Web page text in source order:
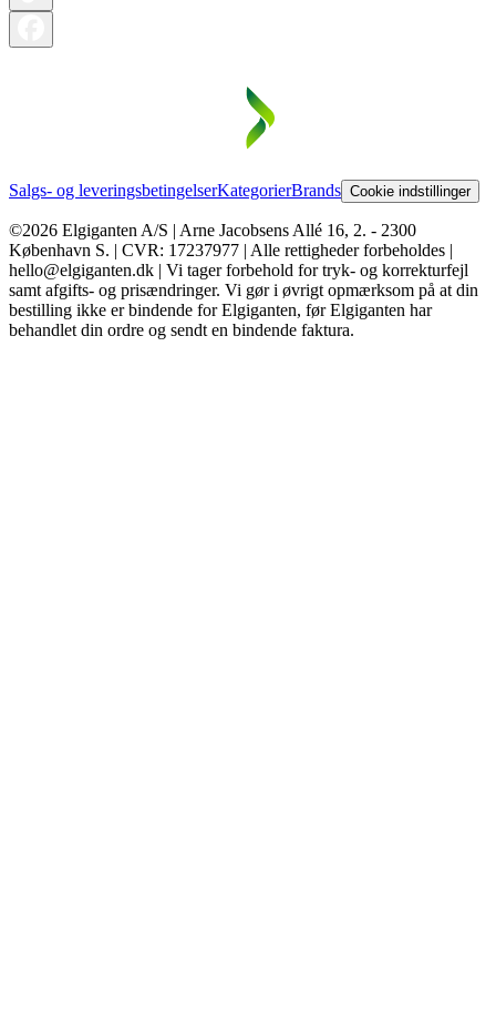
Salgs- og leveringsbetingelserKategorierBrands Cookie indstillinger
©2026 Elgiganten A/S | Arne Jacobsens Allé 16, 2. - 2300
København S. | CVR: 17237977 | Alle rettigheder forbeholdes |
hello@elgiganten.dk | Vi tager forbehold for tryk- og korrekturfejl
samt afgifts- og prisændringer. Vi gør i øvrigt opmærksom på at din
bestilling ikke er bindende for Elgiganten, før Elgiganten har
behandlet din ordre og sendt en bindende faktura.